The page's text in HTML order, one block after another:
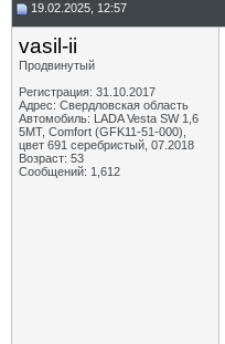
19.02.2025, 12:57
vasil-ii
Продвинутый
Регистрация: 31.10.2017
Адрес: Свердловская область
Автомобиль: LADA Vesta SW 1,6
5МТ, Comfort (GFK11-51-000),
цвет 691 серебристый, 07.2018
Возраст: 53
Сообщений: 1,612